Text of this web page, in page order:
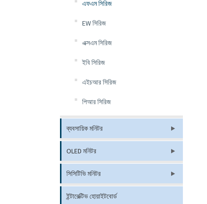
এফএম সিরিজ
EW সিরিজ
এক্সএম সিরিজ
ইবি সিরিজ
এইচআর সিরিজ
পিআর সিরিজ
ব্যবসায়িক মনিটর
OLED মনিটর
সিসিটিভি মনিটর
ইন্টারেক্টিভ হোয়াইটবোর্ড